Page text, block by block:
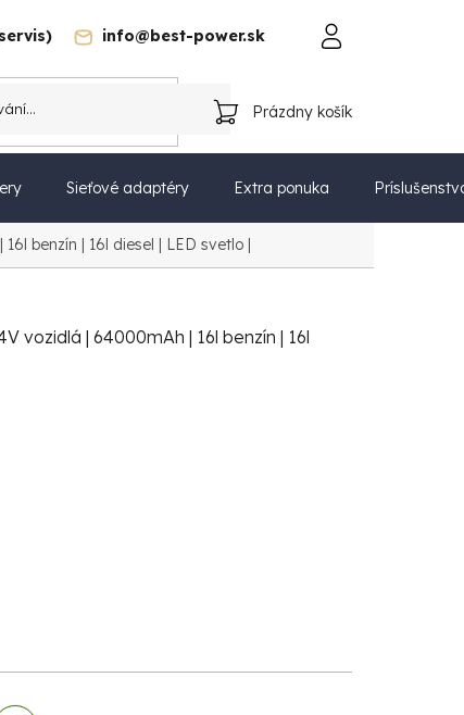
info@best-power.sk
na odstúpenie od zmluvy Ochrana osobných údajov
NÁKUPNÝ
KOŠÍK
Prázdny košík
Sieťové adaptéry Extra ponuka
benzín | 16l diesel | LED svetlo |
vozidlá | 64000mAh | 16l benzín | 16l